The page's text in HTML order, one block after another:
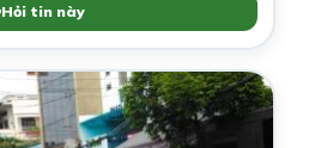
Hỏi tin này